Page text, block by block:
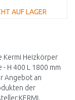
AUF LAGER
Vergleichen
Kermi Heizkörper
- H 400 L 1800 mm
Angebot an
der